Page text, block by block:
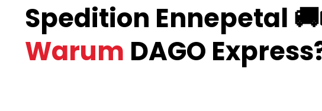
Spedition Ennepetal
Warum DAGO